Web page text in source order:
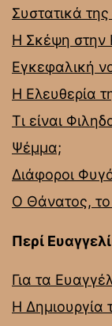
Συστατικά
Η Σκέψη στην
Εγκεφαλική
Η Ελευθερία
Τι είναι
Ψέμμα;
Διάφοροι
Ο Θάνατος,
Περί
Για τα
Η Δημιουργία